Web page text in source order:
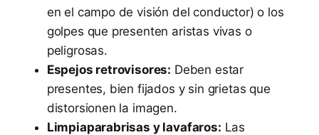
en el campo de visión del conductor) o los
golpes que presenten aristas vivas o
peligrosas.
Espejos retrovisores: Deben estar
presentes, bien fijados y sin grietas que
distorsionen la imagen.
Limpiaparabrisas y lavafaros: Las